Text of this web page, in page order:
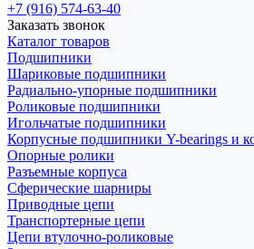
+7 (916) 574-63-40
Заказать звонок
Каталог товаров
Подшипники
Шариковые подшипники
Радиально-упорные подшипники
Роликовые подшипники
Игольчатые подшипники
Корпусные подшипники Y-bearings и
Опорные ролики
Разъемные корпуса
Сферические шарниры
Приводные цепи
Транспортерные цепи
Цепи втулочно-роликовые